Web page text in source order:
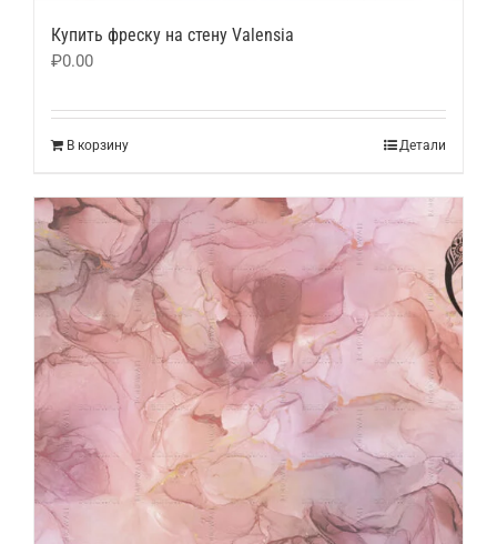
Купить фреску на стену Valensia
₽0.00
В корзину Детали